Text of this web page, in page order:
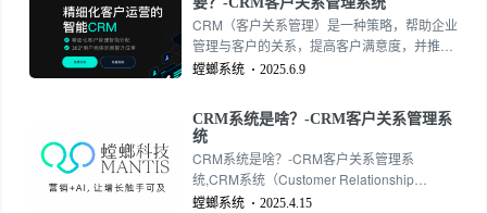
些价值？
CRM（客户关系管理）是一种策略，帮助企业
管理与客户的关系，提高客户满意度，并推动
销售增长。它不仅包含客户数据的管理，还涉
块。现代CRM平台可以帮助企业自动化许多日
常任务，从而提高效率，节省时间，让销售团
队更加专注于核心业务。
螳螂系统 2025.6.9
CRM系统是啥？-CRM客户关系管理系
统
CRM系统是啥？-CRM客户关系管理系
统,CRM系统（Customer Relationship
Management System，客户关系管理系统）
螳螂系统 2025.4.15